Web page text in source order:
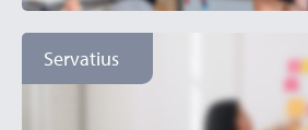
Servatius